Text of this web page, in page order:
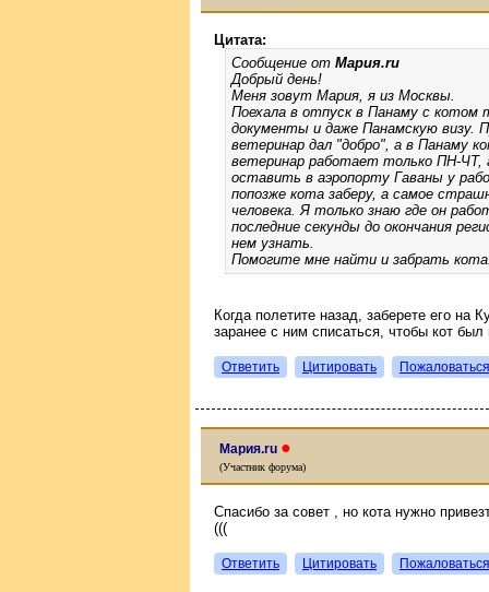
Цитата:
Сообщение от Мария.ru
Добрый день!
Меня зовут Мария, я из Москвы.
Поехала в отпуск в Панаму с котом
документы и даже Панамскую визу.
ветеринар дал "добро", а в Панаму
ветеринар работает только ПН-
оставить в аэропорту Гаваны у
попозже кота заберу, а самое
человека. Я только знаю где он
последние секунды до окончания
нем узнать.
Помогите мне найти и забрать
Когда полетите назад, заберете его на
заранее с ним списаться, чтобы кот был
Ответить Цитировать Пожаловаться
Мария.ru ●
(Участник форума)
Спасибо за совет , но кота нужно
(((
Ответить Цитировать Пожаловаться